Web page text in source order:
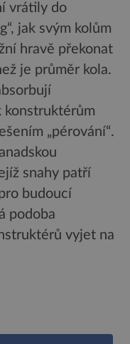
vrátily do
jak svým kolům
hravě překonat
je průměr kola.
konstruktérům
„pérování“.
snahy patří
budoucí
podoba
vyjet na